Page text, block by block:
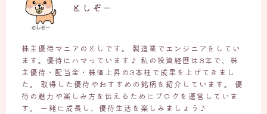
としぞー
株主優待マニアのとしです。 製造業でエンジニアをしてい
ます。優待にハマっています♪ 私の投資経歴は8年で、株
主優待・配当金・株価上昇の3本柱で成果を上げてきまし
た。 取得した優待やおすすめの銘柄を紹介しています。 優
待の魅力や楽しみ方を伝えるためにブログを運営していま
す。 一緒に成長し、優待生活を楽しみましょう♪